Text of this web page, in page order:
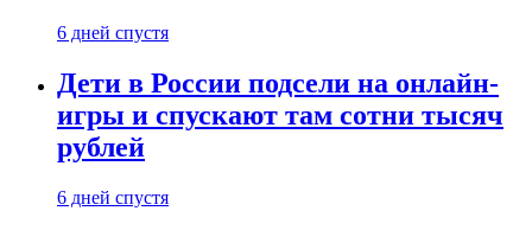
6 дней спустя
Дети в России подсели на онлайн-
игры и спускают там сотни тысяч
рублей
6 дней спустя